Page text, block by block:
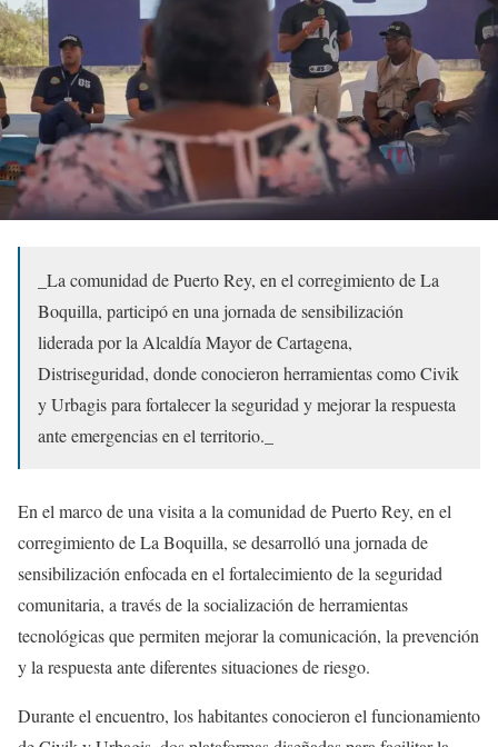
_La comunidad de Puerto Rey, en el corregimiento de La
Boquilla, participó en una jornada de sensibilización
liderada por la Alcaldía Mayor de Cartagena,
Distriseguridad, donde conocieron herramientas como Civik
y Urbagis para fortalecer la seguridad y mejorar la respuesta
ante emergencias en el territorio._
En el marco de una visita a la comunidad de Puerto Rey, en el
corregimiento de La Boquilla, se desarrolló una jornada de
sensibilización enfocada en el fortalecimiento de la seguridad
comunitaria, a través de la socialización de herramientas
tecnológicas que permiten mejorar la comunicación, la prevención
y la respuesta ante diferentes situaciones de riesgo.
Durante el encuentro, los habitantes conocieron el funcionamiento